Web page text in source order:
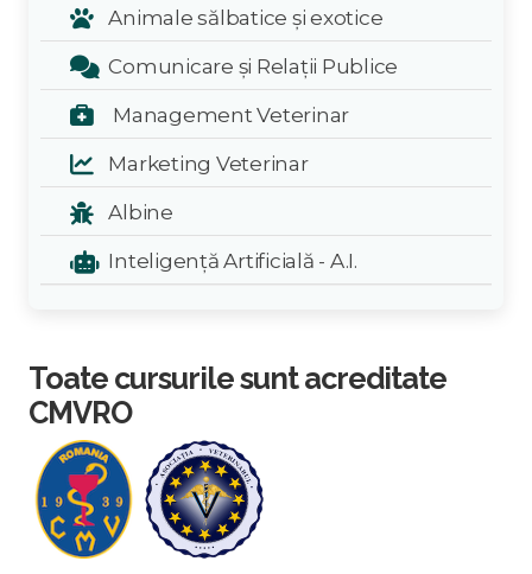
Animale sălbatice și exotice
Comunicare și Relații Publice
Management Veterinar
Marketing Veterinar
Albine
Inteligență Artificială - A.I.
Toate cursurile sunt acreditate
CMVRO